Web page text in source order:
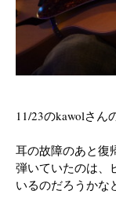
11/23のkawolさん
耳の故障のあと復
弾いていたのは、
いるのだろうかな